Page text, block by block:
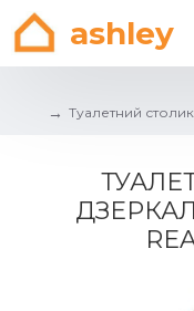
ashley
Туалетний